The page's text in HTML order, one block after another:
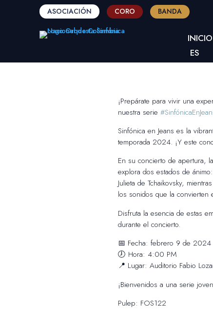
ASOCIACIÓN CORO BANDA
INICIO
ES
¡Prepárate para vivir una
nuestra serie
Sinfónica en Jeans es la
temporada 2024. ¡Y este
En su concierto de apertura,
explora dos estados de
Julieta de Tchaikovsky,
los sonidos que la convierten
Disfruta la esencia de estas
durante el concierto.
📅 Fecha: febrero 9 de 2024
🕖 Hora: 4:00 PM
📍 Lugar: Auditorio Fabio
¡Bienvenidos a una serie
Pulep: FOS122